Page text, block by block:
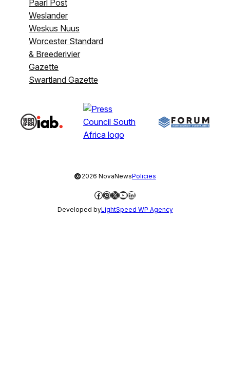
Paarl Post
Weslander
Weskus Nuus
Worcester Standard
& Breederivier
Gazette
Swartland Gazette
©2026 NovaNewsPolicies
Facebook
Instagram
X YouTube
LinkedIn
Developed byLightSpeed WP Agency